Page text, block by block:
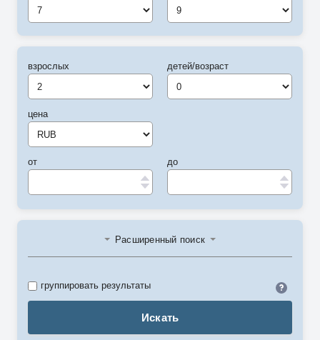
7 9
взрослых
цена
от
детей/возраст
до
Расширенный поиск
Искать
группировать результаты